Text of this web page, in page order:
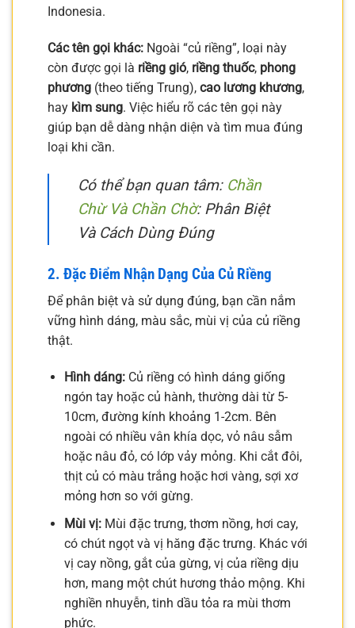
Indonesia.
Các tên gọi khác: Ngoài “củ riềng”, loại này
còn được gọi là riềng gió, riềng thuốc, phong
phương (theo tiếng Trung), cao lương khương,
hay kìm sung. Việc hiểu rõ các tên gọi này
giúp bạn dễ dàng nhận diện và tìm mua đúng
loại khi cần.
Có thể bạn quan tâm: Chần
Chừ Và Chần Chờ: Phân Biệt
Và Cách Dùng Đúng
2. Đặc Điểm Nhận Dạng Của Củ Riềng
Để phân biệt và sử dụng đúng, bạn cần nắm
vững hình dáng, màu sắc, mùi vị của củ riềng
thật.
Hình dáng:Củ riềng có hình dáng giống
ngón tay hoặc củ hành, thường dài từ 5-
10cm, đường kính khoảng 1-2cm. Bên
ngoài có nhiều vân khía dọc, vỏ nâu sẫm
hoặc nâu đỏ, có lớp vảy mỏng. Khi cắt đôi,
thịt củ có màu trắng hoặc hơi vàng, sợi xơ
mỏng hơn so với gừng.
Mùi vị:Mùi đặc trưng, thơm nồng, hơi cay,
có chút ngọt và vị hăng đặc trưng. Khác với
vị cay nồng, gắt của gừng, vị của riềng dịu
hơn, mang một chút hương thảo mộng. Khi
nghiền nhuyễn, tinh dầu tỏa ra mùi thơm
phức.